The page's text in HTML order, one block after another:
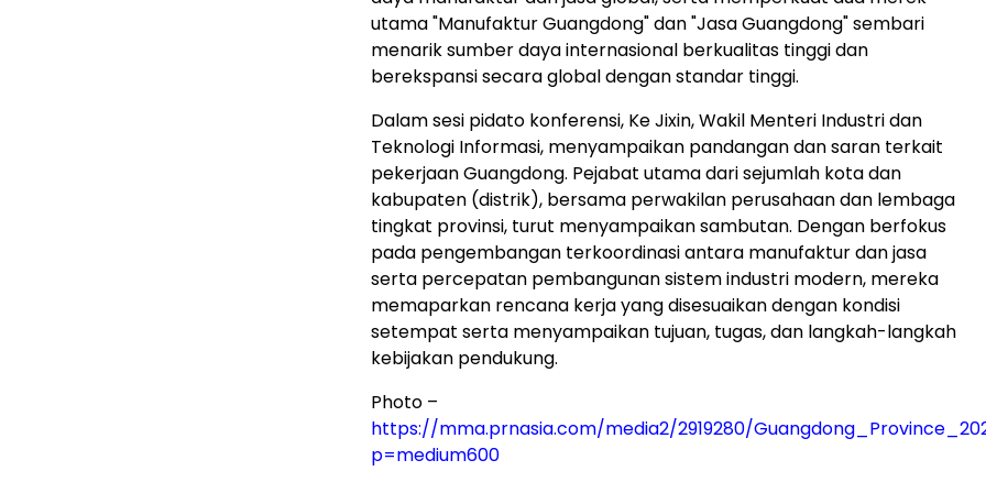
utama "Manufaktur Guangdong" dan "Jasa Guangdong" sembari
menarik sumber daya internasional berkualitas tinggi dan
berekspansi secara global dengan standar tinggi.
Dalam sesi pidato konferensi, Ke Jixin, Wakil Menteri Industri dan
Teknologi Informasi, menyampaikan pandangan dan saran terkait
pekerjaan Guangdong. Pejabat utama dari sejumlah kota dan
kabupaten (distrik), bersama perwakilan perusahaan dan lembaga
tingkat provinsi, turut menyampaikan sambutan. Dengan berfokus
pada pengembangan terkoordinasi antara manufaktur dan jasa
serta percepatan pembangunan sistem industri modern, mereka
memaparkan rencana kerja yang disesuaikan dengan kondisi
setempat serta menyampaikan tujuan, tugas, dan langkah-langkah
kebijakan pendukung.
Photo –
https://mma.prnasia.com/media2/2919280/
p=medium600